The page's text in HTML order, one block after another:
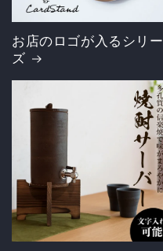
お店のロゴが入るシリー
ズ